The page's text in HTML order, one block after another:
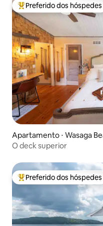
Entre os melhores
Preferido dos hóspedes
Apartamento ⋅ Wasaga
O deck superior
Entre os melhores
Preferido dos hóspedes